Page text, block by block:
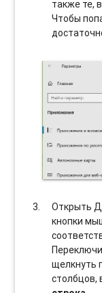
также те,
Чтобы
Открыть
кнопки
щелкнуть
столбцов,